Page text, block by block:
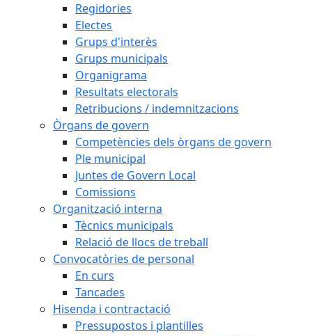
Regidories
Electes
Grups d'interès
Grups municipals
Organigrama
Resultats electorals
Retribucions / indemnitzacions
Òrgans de govern
Competències dels òrgans de govern
Ple municipal
Juntes de Govern Local
Comissions
Organització interna
Tècnics municipals
Relació de llocs de treball
Convocatòries de personal
En curs
Tancades
Hisenda i contractació
Pressupostos i plantilles